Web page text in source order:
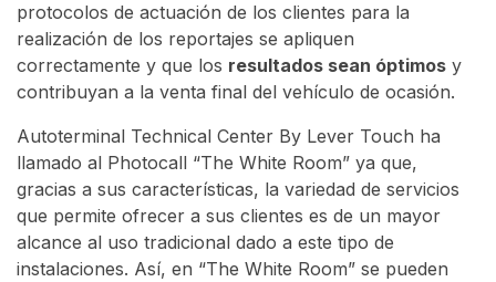
protocolos de actuación de los clientes para la
realización de los reportajes se apliquen
correctamente y que los resultados sean óptimos y
contribuyan a la venta final del vehículo de ocasión.
Autoterminal Technical Center By Lever Touch ha
llamado al Photocall “The White Room” ya que,
gracias a sus características, la variedad de servicios
que permite ofrecer a sus clientes es de un mayor
alcance al uso tradicional dado a este tipo de
instalaciones. Así, en “The White Room” se pueden